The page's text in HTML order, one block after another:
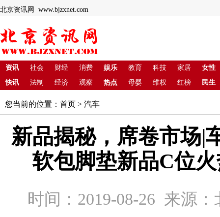
北京资讯网 www.bjzxnet.com
资讯 社会 财经 消费 娱乐 教育 科技 家居
女性
快讯
法制 经济 观察 热点 母婴 维权 红榜 民生
您当前的位置： 首页 > 汽车
新品揭秘，席卷市场|
软包脚垫新品C位
时间：2019-08-26 来源